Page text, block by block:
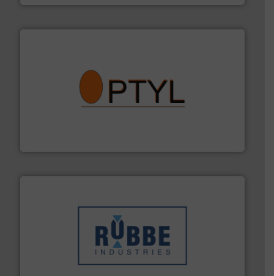
aanspreekpunt voor uw vragen omtrent stof.
weeg-, verpakking- en transportprocessen die klanten
in verschillende sectoren hebben geholpen.